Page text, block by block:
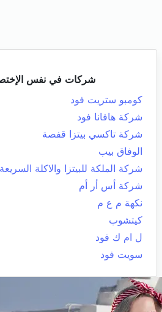
شركات في نفس
كومبو ستريت فود
شركة هافانا فود
شركة تاكسي بيتزا قفصة
الوفاق بيب
شركة الملكة للبيتزا والاكلة السريعة
شركة أس أر أم
نكهة م ع م
كيتشوب
ل ام ك فود
سويت فود